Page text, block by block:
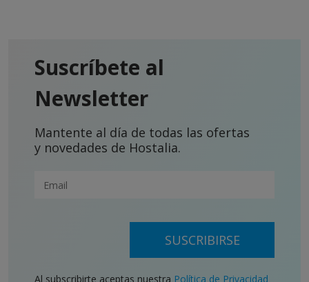
Suscríbete al
Newsletter
Mantente al día de todas las ofertas
y novedades de Hostalia.
SUSCRIBIRSE
Al subscribirte aceptas nuestra Política de Privacidad